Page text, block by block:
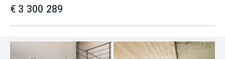
€ 3 300 289